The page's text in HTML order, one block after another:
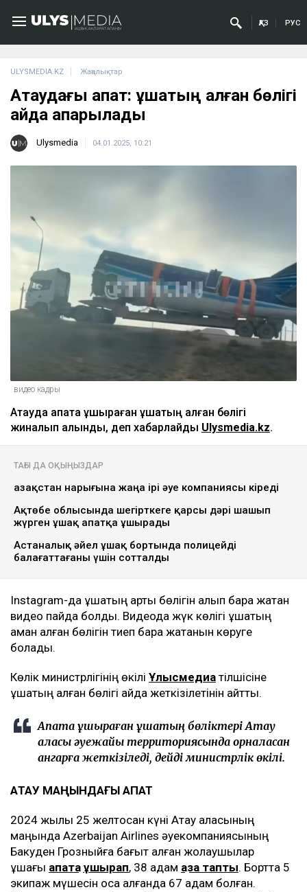
ҚАЗ РУС
ULYSMEDIA.KZ Жаңалықтар
Ақтаудағы апат: ұшақтың қалған бөлігі
қайда апарылады
Ulysmedia 04.01.2025, 10:21
видео кадры
Ақтауда апатқа ұшыраған ұшақтың қалған бөлігі
жиналып алынды, деп хабарлайды Ulysmedia.kz.
ТАҒЫ ДА ОҚЫҢЫЗДАР
Қазақстан нарығына жаңа ірі әуе компаниясы кіреді
Ақтөбе облысында шегірткеге қарсы дәрі шашып
жүрген ұшақ апатқа ұшырады
Астаналық әйел ұшақ бортында полицейді
балағаттағаны үшін сотталды
Instagram-да ұшақтың артқы бөлігін алып бара жатқан
видео пайда болды. Видеода жүк көлігі ұшақтың
аман қалған бөлігін тиеп бара жатқанын көруге
болады.
Көлік министрлігінің өкілі Ұлысмедиа тілшісіне
ұшақтың қалған бөлігі қайда жеткізілетінін айтты.
Апатқа ұшыраған ұшақтың бөліктері Ақтау
қаласы әуежайы территориясында орналасқан
ангарға жеткізіледі, дейді министрлік өкілі.
АҚТАУ МАҢЫНДАҒЫ АПАТ
2024 жылы 25 желтоқсан күні Ақтау қаласының
маңында Azerbaijan Airlines әуекомпаниясының
Бакуден Грозныйға бағыт алған жолаушылар
ұшағы апатқа ұшырап, 38 адам қаза тапты. Бортта 5
экипаж мүшесін қоса алғанда 67 адам болған.